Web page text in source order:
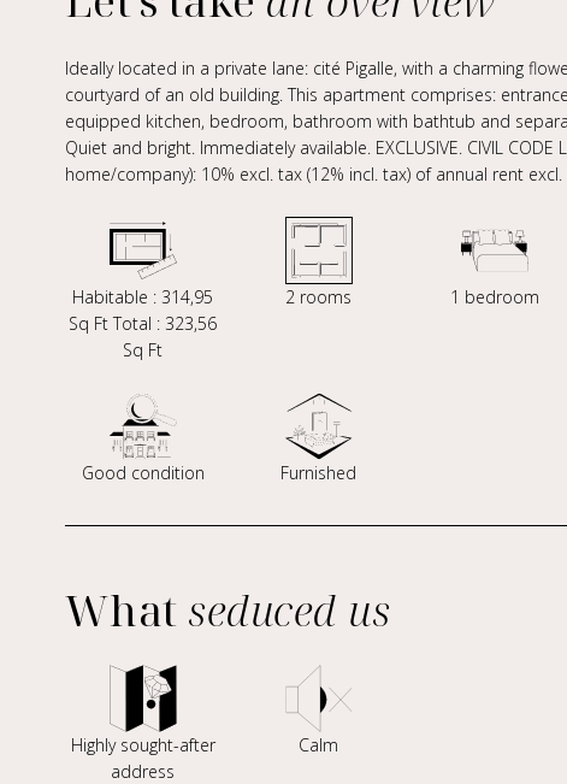
Ideally located in a private lane: cité Pigalle, with a charming
courtyard of an old building. This apartment comprises:
equipped kitchen, bedroom, bathroom with bathtub and
Quiet and bright. Immediately available. EXCLUSIVE. CIVIL CODE
home/company): 10% excl. tax (12% incl. tax) of annual rent excl.
Habitable : 314,95
Sq Ft Total : 323,56
Sq Ft
2 rooms 1 bedroom
Good condition Furnished
What seduced us
Highly sought-after
address
Calm